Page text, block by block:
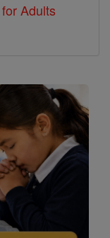
Adults